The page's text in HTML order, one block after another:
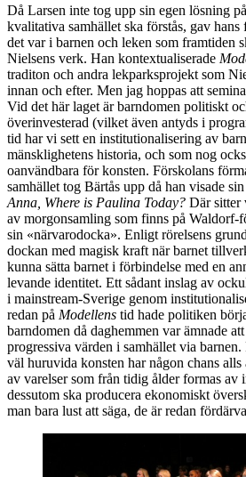
Då Larsen inte tog upp sin egen lösning
kvalitativa samhället ska förstås, gav
det var i barnen och leken som framtiden
Nielsens verk. Han kontextualiserade
traditon och andra lekparksprojekt som
innan och efter. Men jag hoppas att
Vid det här laget är barndomen politiskt
överinvesterad (vilket även antyds i
tid har vi sett en institutionalisering av
mänsklighetens historia, och som nog
oanvändbara för konsten. Förskolans
samhället tog Bärtås upp då han visade
Anna, Where is Paulina Today? Där sitter
av morgonsamling som finns på Waldorf-
sin «närvarodocka». Enligt rörelsens
dockan med magisk kraft när barnet
kunna sätta barnet i förbindelse med en
levande identitet. Ett sådant inslag av
i mainstream-Sverige genom
redan på Modellens tid hade politiken
barndomen då daghemmen var ämnade
progressiva värden i samhället via
väl huruvida konsten har någon chans
av varelser som från tidig ålder formas av
dessutom ska producera ekonomiskt
man bara lust att säga, de är redan